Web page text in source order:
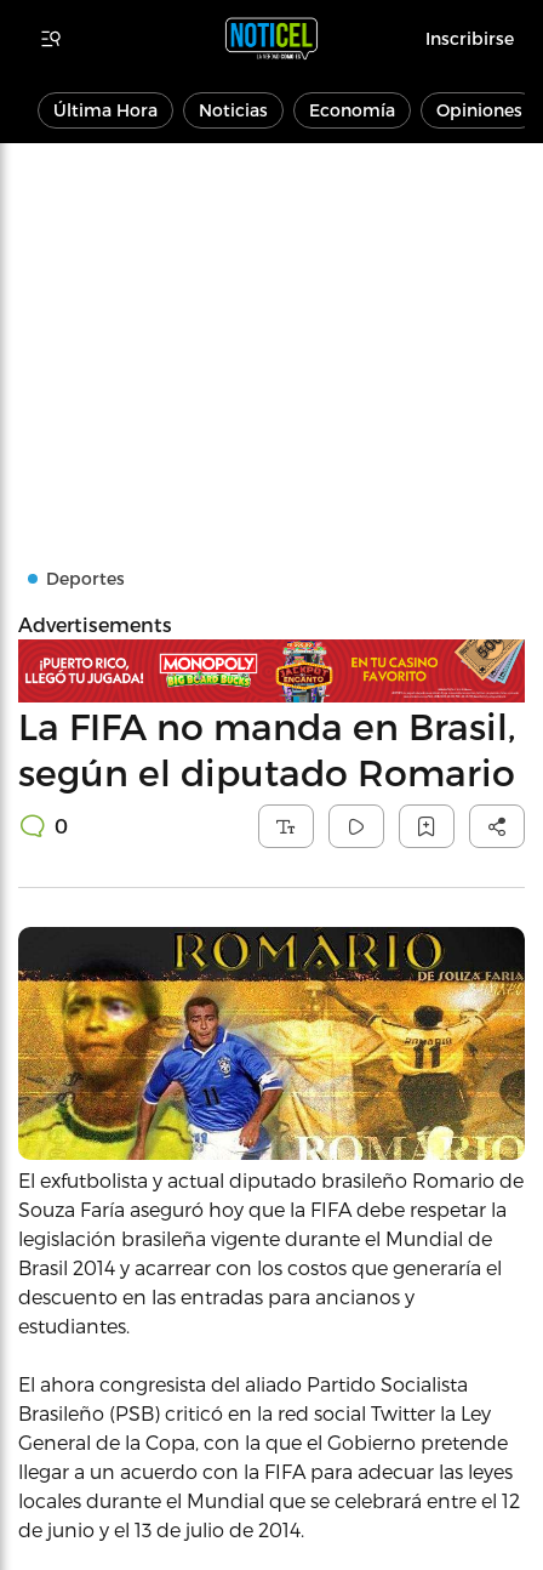
Inscribirse
Última Hora Noticias Economía Opiniones
Deportes
Advertisements
La FIFA no manda en Brasil,
según el diputado Romario
0
El exfutbolista y actual diputado brasileño Romario de
Souza Faría aseguró hoy que la FIFA debe respetar la
legislación brasileña vigente durante el Mundial de
Brasil 2014 y acarrear con los costos que generaría el
descuento en las entradas para ancianos y
estudiantes.
El ahora congresista del aliado Partido Socialista
Brasileño (PSB) criticó en la red social Twitter la Ley
General de la Copa, con la que el Gobierno pretende
llegar a un acuerdo con la FIFA para adecuar las leyes
locales durante el Mundial que se celebrará entre el 12
de junio y el 13 de julio de 2014.